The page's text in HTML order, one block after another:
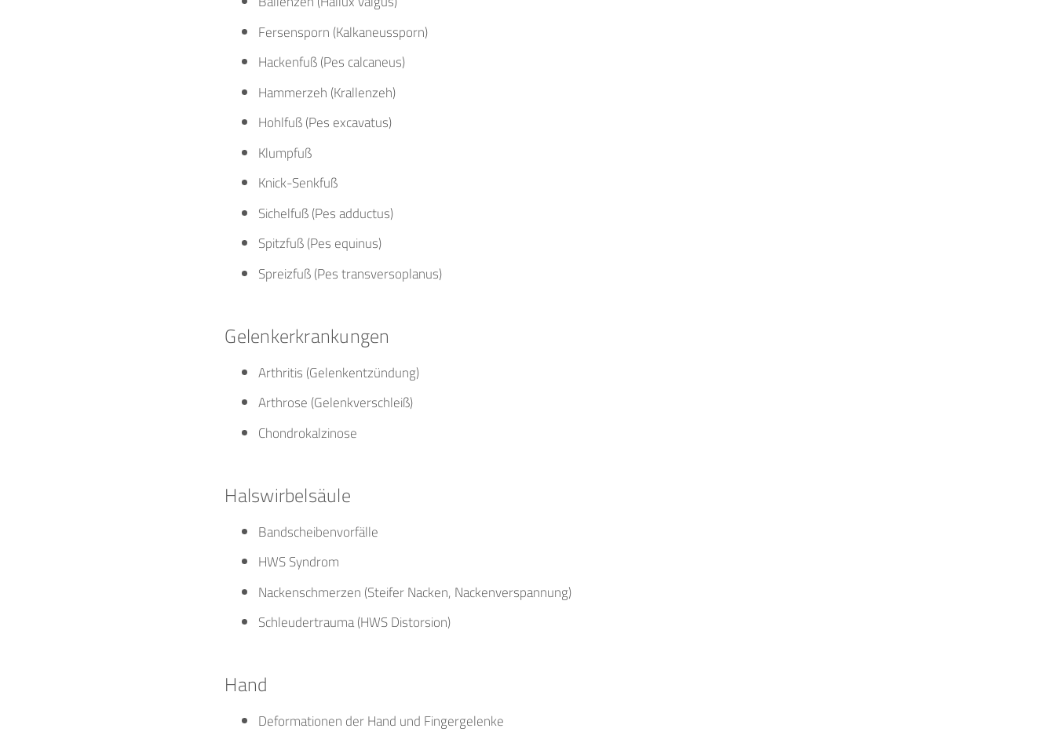
Fersensporn (Kalkaneussporn)
Hackenfuß (Pes calcaneus)
Hammerzeh (Krallenzeh)
Hohlfuß (Pes excavatus)
Klumpfuß
Knick-Senkfuß
Sichelfuß (Pes adductus)
Spitzfuß (Pes equinus)
Spreizfuß (Pes transversoplanus)
Gelenkerkrankungen
Arthritis (Gelenkentzündung)
Arthrose (Gelenkverschleiß)
Chondrokalzinose
Halswirbelsäule
Bandscheibenvorfälle
HWS Syndrom
Nackenschmerzen (Steifer Nacken, Nackenverspannung)
Schleudertrauma (HWS Distorsion)
Hand
Deformationen der Hand und Fingergelenke